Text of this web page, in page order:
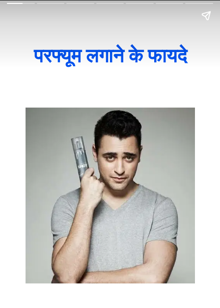
परफ्यूम लगाने के फायदे